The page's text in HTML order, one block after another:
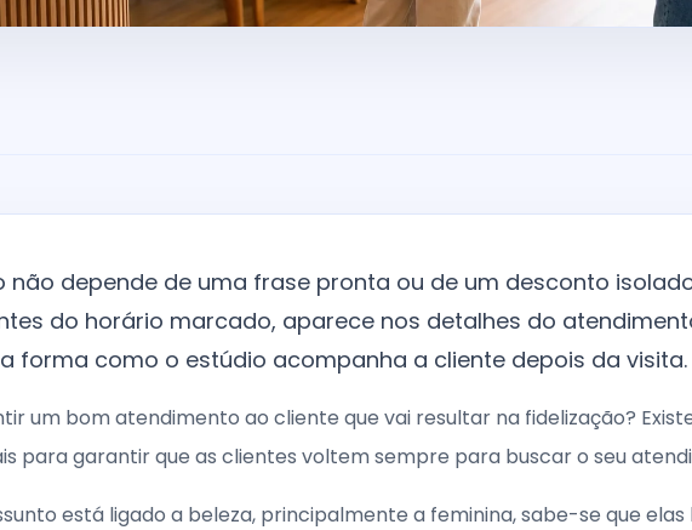
não depende de uma frase pronta ou de um desconto
do horário marcado, aparece nos detalhes do
forma como o estúdio acompanha a cliente depois da visita.
um bom atendimento ao cliente que vai resultar na fidelização?
para garantir que as clientes voltem sempre para buscar o seu
está ligado a beleza, principalmente a feminina, sabe-se que